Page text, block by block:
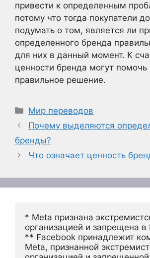
привести к определенным
потому что тогда покупатели
подумать о том, является ли
определенного бренда
для них в данный момент. К
ценности бренда могут помочь
правильное решение.
Рубрики
Мир переводов
Почему выделяются
бренды?
Что означает ценность
* Meta признана
организацией и запрещена
** Facebook принадлежит
Meta, признанной